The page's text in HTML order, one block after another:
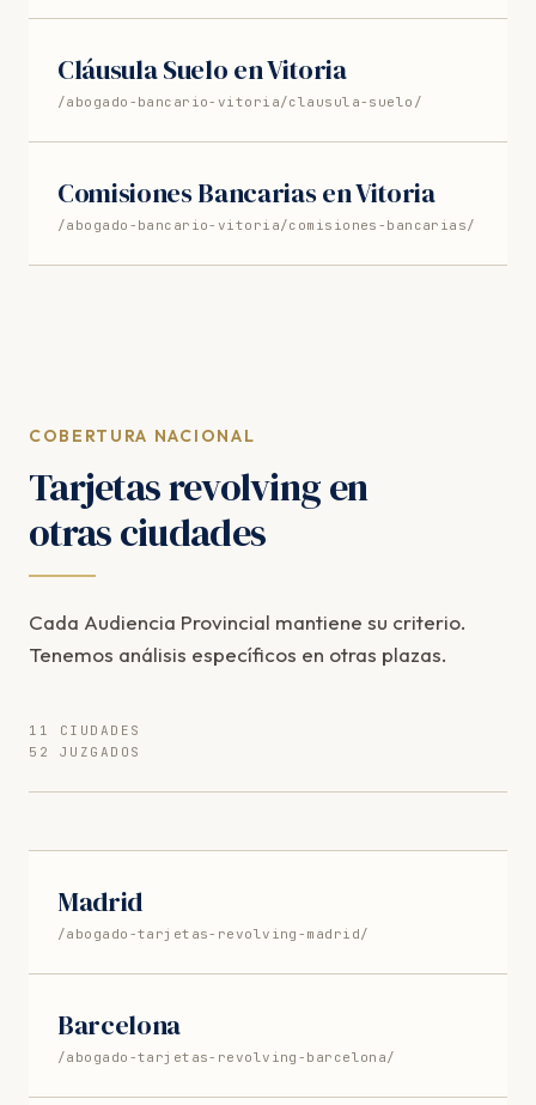
Cláusula Suelo en Vitoria
/abogado-bancario-vitoria/clausula-suelo/
Comisiones Bancarias en Vitoria
/abogado-bancario-vitoria/comisiones-bancarias/
COBERTURA NACIONAL
Tarjetas revolving en
otras ciudades
Cada Audiencia Provincial mantiene su criterio.
Tenemos análisis específicos en otras plazas.
11 CIUDADES
52 JUZGADOS
Madrid
/abogado-tarjetas-revolving-madrid/
Barcelona
/abogado-tarjetas-revolving-barcelona/